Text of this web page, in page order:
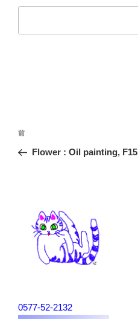
稿
ナ
前
の
前
Flower : Oil painting, F15
0577-52-2132